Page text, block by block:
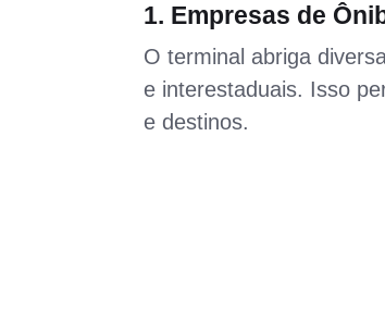
1. Empresas de
O terminal abriga
e interestaduais. Isso
e destinos.